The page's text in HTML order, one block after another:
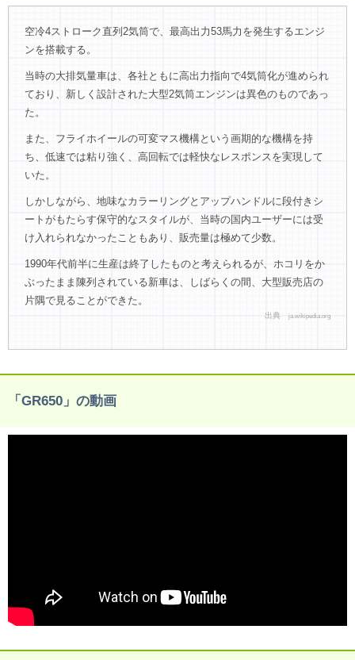
空冷4ストローク直列2気筒で、最高出力53馬力を発生するエンジ
ンを搭載する。
当時の大排気量車は、各社ともに高出力指向で4気筒化が進められ
ており、新しく設計された大型2気筒エンジンは異色のものであっ
た。
また、フライホイールの可変マス機構という画期的な機構を持
ち、低速では粘り強く、高回転では軽快なレスポンスを実現して
いた。
しかしながら、地味なカラーリングとアップハンドルに段付きシ
ートがもたらす保守的なスタイルが、当時の国内ユーザーには受
け入れられなかったこともあり、販売量は極めて少数。
1990年代前半に生産は終了したものと考えられるが、ホコリをか
ぶったまま陳列されている新車は、しばらくの間、大型販売店の
片隅で見ることができた。
出典 ja.wikipedia.org
「GR650」の動画